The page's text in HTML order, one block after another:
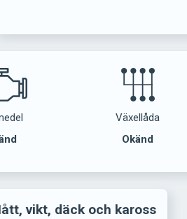
Växellåda
Okänd
vikt, däck och kaross